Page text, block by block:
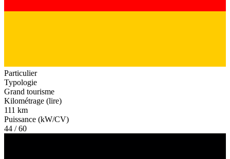
Particulier
Typologie
Grand tourisme
Kilométrage (lire)
111 km
Puissance (kW/CV)
44 / 60